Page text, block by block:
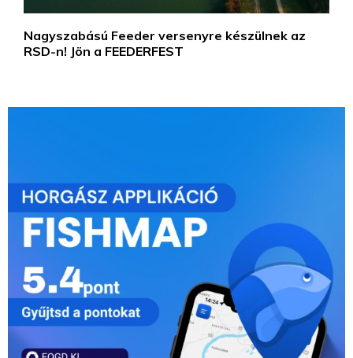
Nagyszabású Feeder versenyre készülnek az
RSD-n! Jön a FEEDERFEST